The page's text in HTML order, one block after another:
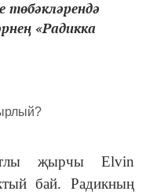
төбәкләрендә
«Радикка
җырчы Elvin
бай. Радикның